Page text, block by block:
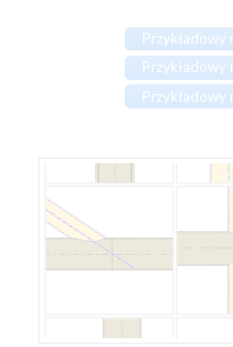
Przykładowy
Przykładowy
Przykładowy